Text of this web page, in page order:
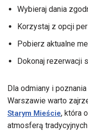
Wybieraj dania
Korzystaj z opcji
Pobierz aktualne
Dokonaj rezerwacji
Dla odmiany i
Warszawie warto
Starym Mieście, która
atmosferą tradycyjnych